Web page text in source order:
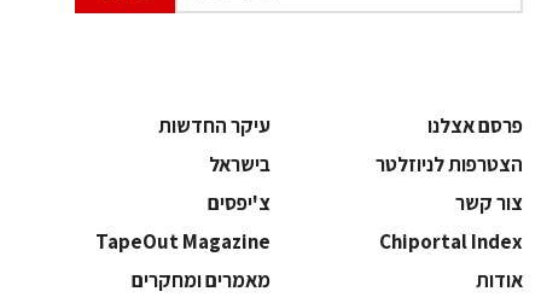
פרסם אצלנו
עיקר החדשות
הצטרפות לניוזלטר
בישראל
צור קשר
צ'יפסים
Chiportal Index
TapeOut Magazine
אודות
מאמרים ומחקרים